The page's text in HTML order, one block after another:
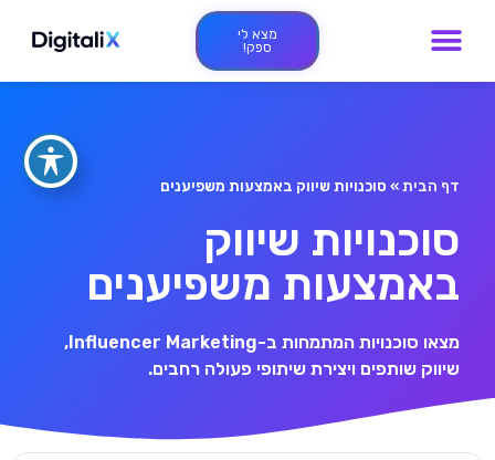
מצא לי
ספק!
דף הבית» סוכנויות שיווק באמצעות משפיענים
סוכנויות שיווק
באמצעות משפיענים
מצאו סוכנויות המתמחות ב-Influencer Marketing,
שיווק שותפים ויצירת שיתופי פעולה רחבים.